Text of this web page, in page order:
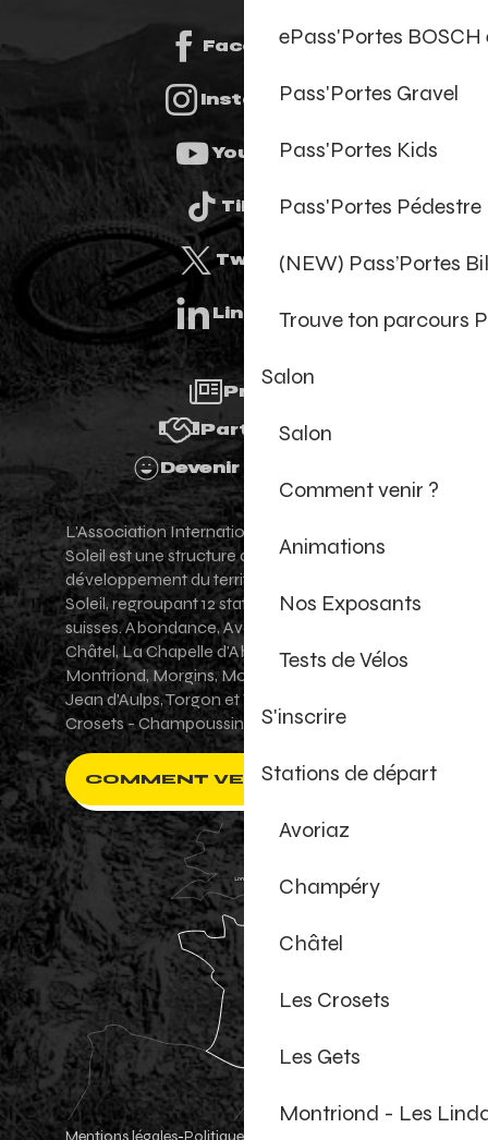
ePass'Portes
Pass'Portes Gravel
Pass'Portes Kids
Pass'Portes Pédestre
(NEW) Pass’Portes
Trouve ton parcours
Salon
Salon
Comment venir ?
Animations
Nos Exposants
Tests de Vélos
S'inscrire
Stations de départ
Avoriaz
Champéry
Châtel
Les Crosets
Les Gets
Montriond - Les
Facebook
Instagram
Youtube
Tiktok
Twitter
Linkedin
Presse
Partenaires
Devenir Bénévole
L'Association Internationale des Portes du
Soleil est une structure de promotion et de
développement du territoire des Portes du
Soleil, regroupant 12 stations villages franco-
suisses. Abondance, Avoriaz 1800, Champéry,
Châtel, La Chapelle d'Abondance, Les Gets,
Montriond, Morgins, Morzine-Avoriaz, Saint-
Jean d'Aulps, Torgon et Val-d'Illiez - Les
Crosets - Champoussin.
COMMENT VENIR ?
Mentions légales Politique de confidentialité